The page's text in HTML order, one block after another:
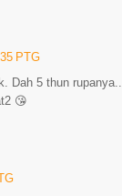
PTG
Dah 5 thun
😘